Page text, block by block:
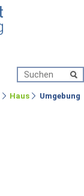
Haus Umgebung